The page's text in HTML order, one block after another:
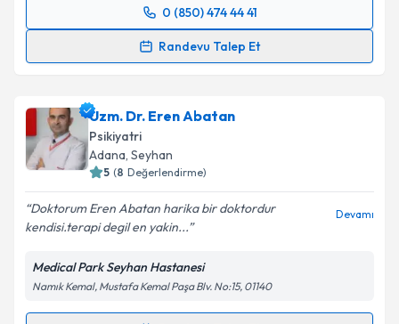
0 (850) 474 44 41
Randevu Talep Et
Randevu Takvimi Talebi
takvim hazırlandığında e-posta ile bilgilendireceğiz.
E-posta Adresiniz
Kişisel verilerimin işlenmesine ilişkin
kapsamda işlenmesini kabul ediyorum.
Uzm. Dr. Eren Abatan
Psikiyatri
Adana, Seyhan
5 (8 Değerlendirme)
Doktorum Eren Abatan harika bir doktordur
kendisi.terapi degil en yakin...
Devamı
Medical Park Seyhan Hastanesi
Namık Kemal, Mustafa Kemal Paşa Blv. No:15, 01140